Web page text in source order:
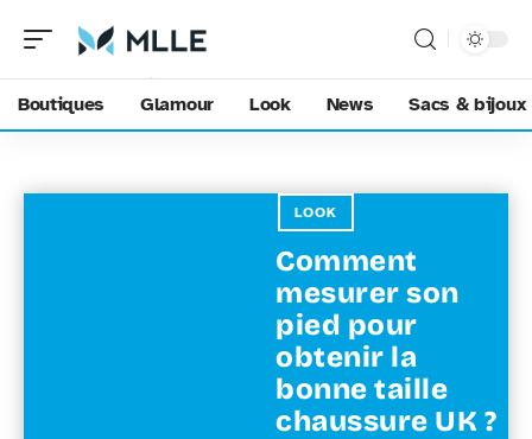
Boutiques Glamour Look News Sacs & bijoux
LOOK
Comment
mesurer son
pied pour
obtenir la
bonne taille
chaussure UK ?